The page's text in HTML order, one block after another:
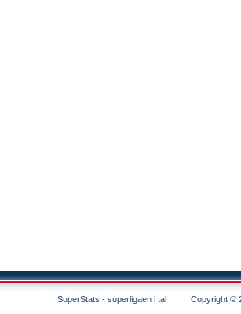
SuperStats - superligaen i tal Copyright ©